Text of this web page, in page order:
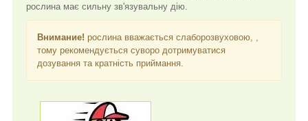
рослина має сильну зв'язувальну дію.
Внимание! рослина вважається слаборозвуховою, ,
тому рекомендується суворо дотримуватися
дозування та кратність приймання.